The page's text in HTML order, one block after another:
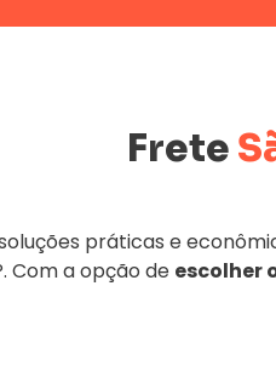
Frete
práticas e
Com a opção de escolher